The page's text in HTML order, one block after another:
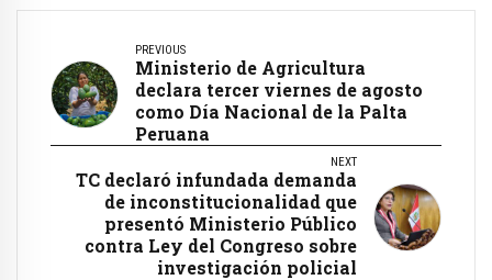
PREVIOUS
Ministerio de Agricultura
declara tercer viernes de agosto
como Día Nacional de la Palta
Peruana
NEXT
TC declaró infundada demanda
de inconstitucionalidad que
presentó Ministerio Público
contra Ley del Congreso sobre
investigación policial